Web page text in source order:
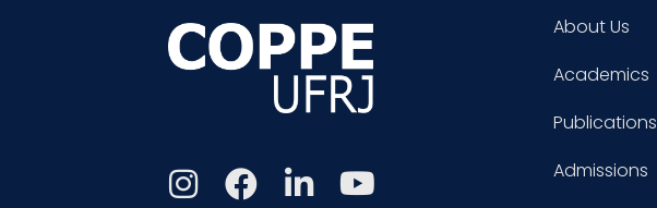
About Us
Academics
Publications
Admissions